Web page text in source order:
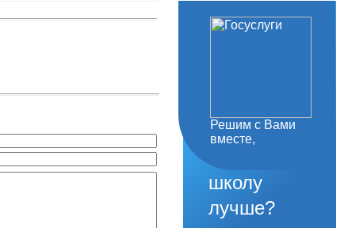
Решим с Вами
вместе,
как
школу
лучше?